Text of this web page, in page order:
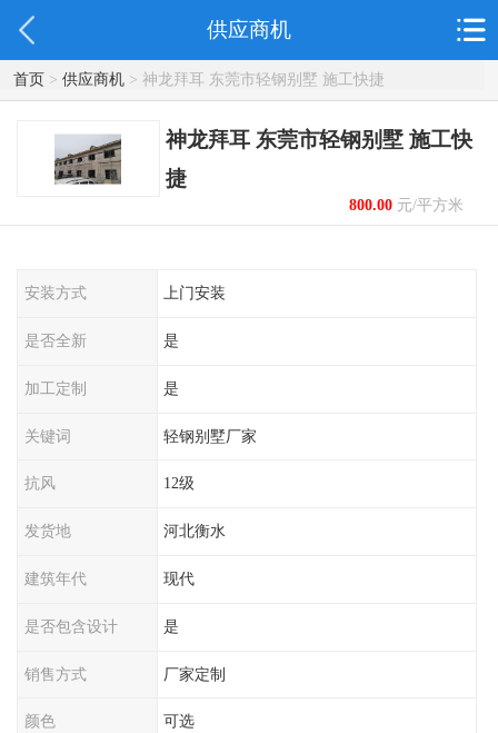
供应商机
首页> 供应商机> 神龙拜耳 东莞市轻钢别墅 施工快捷
神龙拜耳 东莞市轻钢别墅 施工快
捷
800.00元/平方米
起
安装方式 上门安装
是否全新 是
加工定制 是
关键词 轻钢别墅厂家
抗风 12级
发货地 河北衡水
建筑年代 现代
是否包含设计 是
销售方式 厂家定制
颜色 可选